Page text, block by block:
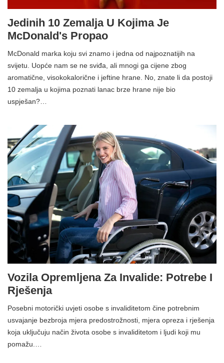
Jedinih 10 Zemalja U Kojima Je
McDonald's Propao
McDonald marka koju svi znamo i jedna od najpoznatijih na
svijetu. Uopće nam se ne sviđa, ali mnogi ga cijene zbog
aromatične, visokokalorične i jeftine hrane. No, znate li da postoji
10 zemalja u kojima poznati lanac brze hrane nije bio
uspješan?…
Vozila Opremljena Za Invalide: Potrebe I
Rješenja
Posebni motorički uvjeti osobe s invaliditetom čine potrebnim
usvajanje bezbroja mjera predostrožnosti, mjera opreza i rješenja
koja uključuju način života osobe s invaliditetom i ljudi koji mu
pomažu.…